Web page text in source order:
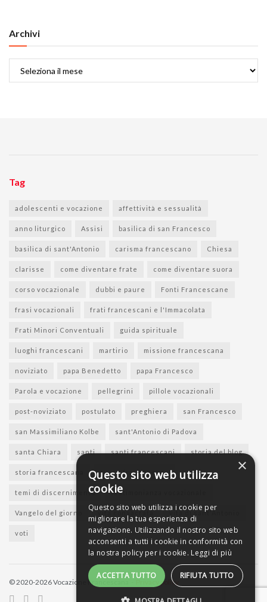
Archivi
Tag
adolescenti e vocazione affettività e sessualità
anno liturgico Assisi basilica di san Francesco
basilica di sant'Antonio carisma francescano Chiesa
clarisse come diventare frate come diventare suora
corso vocazionale dubbi e paure Fonti Francescane
frasi vocazionali frati francescani e l'Immacolata
Frati Minori Conventuali guida spirituale
luoghi francescani martirio missione francescana
noviziato papa Benedetto papa Francesco
Parola e vocazione pellegrini pillole vocazionali
post-noviziato postulato preghiera san Francesco
san Massimiliano Kolbe sant'Antonio di Padova
santa Chiara santi santi francescani storia del blog
storia francescana suore francescane
temi di discernimento testimonianza vocazionale
Vangelo del giorno vita consacrata vita di sant'Antonio
voti
© 2020-2026 Vocazione Francescana - Privacy policy
×
Questo sito web utilizza
cookie
Questo sito web utilizza i cookie per
migliorare la tua esperienza di
navigazione. Utilizzando il nostro sito web
acconsenti a tutti i cookie in conformità con
la nostra policy per i cookie. Leggi di più
ACCETTA TUTTO RIFIUTA TUTTO